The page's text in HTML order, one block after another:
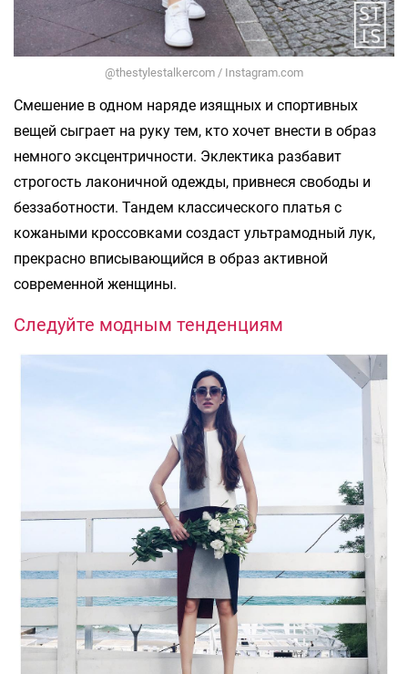
@thestylestalkercom / Instagram.com
Смешение в одном наряде изящных и спортивных
вещей сыграет на руку тем, кто хочет внести в образ
немного эксцентричности. Эклектика разбавит
строгость лаконичной одежды, привнеся свободы и
беззаботности. Тандем классического платья с
кожаными кроссовками создаст ультрамодный лук,
прекрасно вписывающийся в образ активной
современной женщины.
Следуйте модным тенденциям